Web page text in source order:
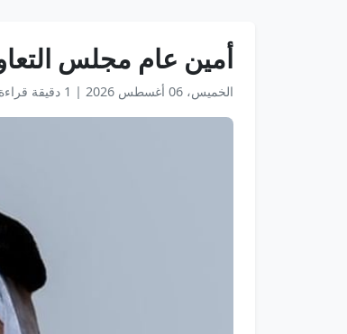
أمين عام مجلس
الخميس، 06 أغسطس 2026 | 1 دقيقة قراءة